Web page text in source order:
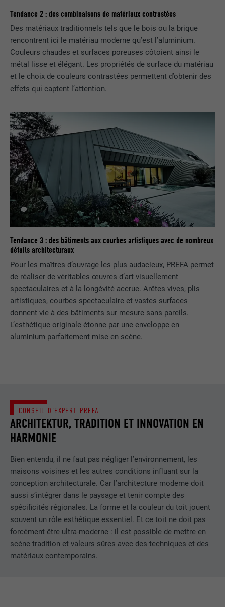
Tendance 2 : des combinaisons de matériaux contrastées
Des matériaux traditionnels tels que le bois ou la brique
rencontrent ici le matériau moderne qu’est l’aluminium.
Couleurs chaudes et surfaces poreuses côtoient ainsi le
métal lisse et élégant. Les propriétés de surface du matériau
et le choix de couleurs contrastées permettent d’obtenir des
effets qui captent l’attention.
Tendance 3 : des bâtiments aux courbes artistiques avec de nombreux
détails architecturaux
Pour les maîtres d’ouvrage les plus audacieux, PREFA permet
de réaliser de véritables œuvres d’art visuellement
spectaculaires et à la longévité accrue. Arêtes vives, plis
artistiques, courbes spectaculaire et vastes surfaces
donnent vie à des bâtiments sur mesure sans pareils.
L’esthétique originale étonne par une enveloppe en
aluminium parfaitement mise en scène.
ARCHITEKTUR, TRADITION ET INNOVATION EN
HARMONIE
CONSEIL D'EXPERT PREFA
Bien entendu, il ne faut pas négliger l’environnement, les
maisons voisines et les autres conditions influant sur la
conception architecturale. Car l’architecture moderne doit
aussi s’intégrer dans le paysage et tenir compte des
spécificités régionales. La forme et la couleur du toit jouent
souvent un rôle esthétique essentiel. Et ce toit ne doit pas
forcément être ultra-moderne : il est possible de mettre en
scène tradition et valeurs sûres avec des techniques et des
matériaux contemporains.